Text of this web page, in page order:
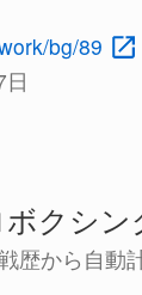
bg/89
クシン
歴から自動